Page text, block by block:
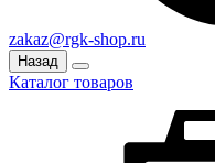
zakaz@rgk-shop.ru
Назад
Каталог товаров